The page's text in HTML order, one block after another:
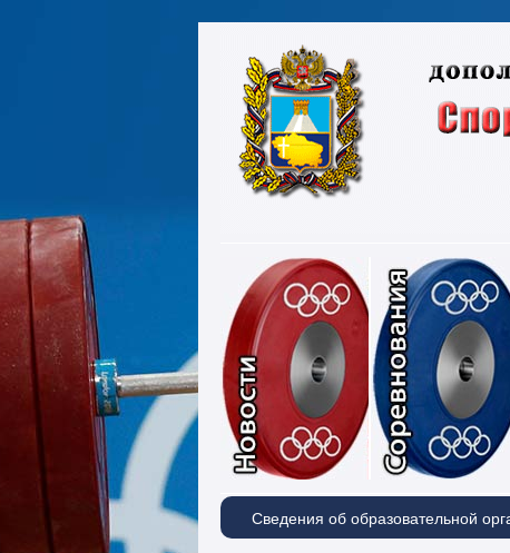
Новости
Сведения об образовательной